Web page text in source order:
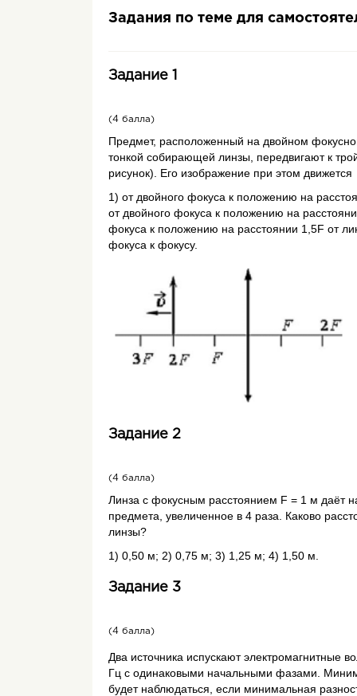
Задания по теме для
Задание 1
(4 балла)
Предмет, расположенный на двойном
тонкой собирающей линзы, передвигают к
рисунок). Его изображение при этом движется
1) от двойного фокуса к положению на
от двойного фокуса к положению на
фокуса к положению на расстоянии 1,5F от
фокуса к фокусу.
Задание 2
(4 балла)
Линза с фокусным расстоянием F = 1 м даёт
предмета, увеличенное в 4 раза. Каково
линзы?
1) 0,50 м; 2) 0,75 м; 3) 1,25 м; 4) 1,50 м.
Задание 3
(4 балла)
Два источника испускают электромагнитные
Гц с одинаковыми начальными фазами.
будет наблюдаться, если минимальная